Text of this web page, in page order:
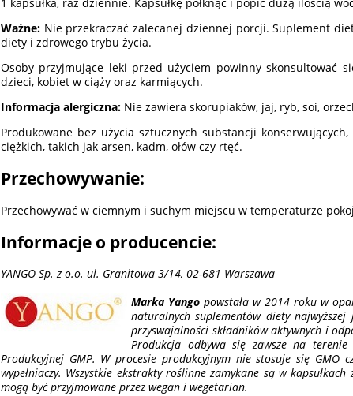
Ważne: Nie przekraczać zalecanej dziennej porcji. Suplement
diety i zdrowego trybu życia.
Osoby przyjmujące leki przed użyciem powinny skonsultować
dzieci, kobiet w ciąży oraz karmiących.
Informacja alergiczna: Nie zawiera skorupiaków, jaj, ryb, soi,
Produkowane bez użycia sztucznych substancji
ciężkich, takich jak arsen, kadm, ołów czy rtęć.
Przechowywanie:
Przechowywać w ciemnym i suchym miejscu w temperaturze
Informacje o producencie:
YANGO Sp. z o.o. ul. Granitowa 3/14, 02-681 Warszawa
Marka Yango powstała w 2014 roku w
naturalnych suplementów diety najwyższej
przyswajalności składników aktywnych i
Produkcja odbywa się zawsze na
Produkcyjnej GMP. W procesie produkcyjnym nie stosuje się
wypełniaczy. Wszystkie ekstrakty roślinne zamykane są w
mogą być przyjmowane przez wegan i wegetarian.